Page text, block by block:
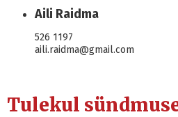
Aili Raidma
526 1197
aili.raidma@gmail.com
Tulekul